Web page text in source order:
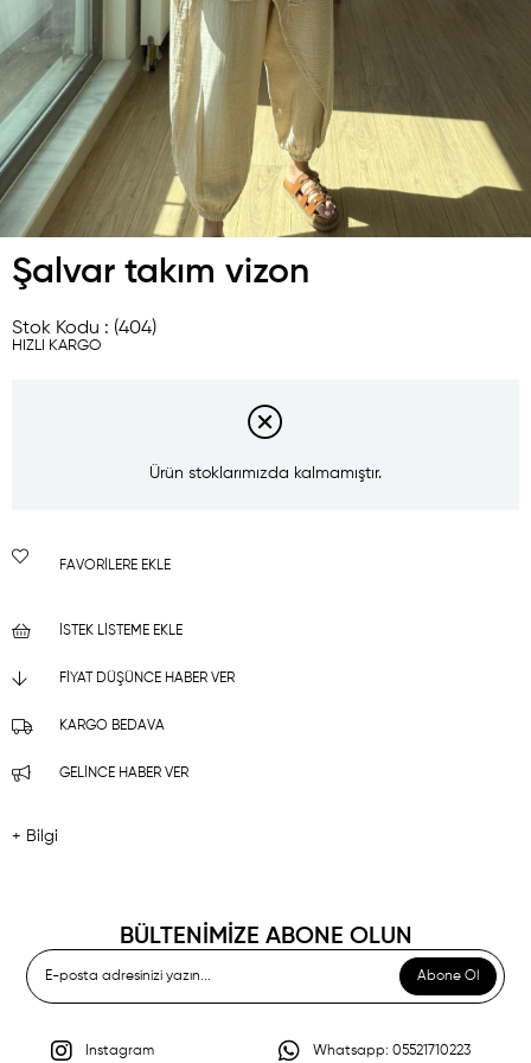
Şalvar takım vizon
Stok Kodu (404)
HIZLI KARGO
Ürün stoklarımızda kalmamıştır.
FAVORILERE EKLE
İSTEK LISTEME EKLE
FIYAT DÜŞÜNCE HABER VER
KARGO BEDAVA
GELINCE HABER VER
+ Bilgi
BÜLTENİMİZE ABONE OLUN
Abone Ol
Instagram Whatsapp: 05521710223